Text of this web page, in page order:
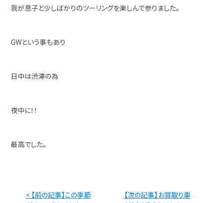
我が息子と少しばかりのツーリングを楽しんで参りました。
GWという事もあり
日中は渋滞の為
夜中に！！
最高でした。
< 【前の記事】この季節
【次の記事】お買取り車